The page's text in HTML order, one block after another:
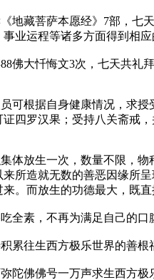
地藏菩萨本愿经》7部，七
业运程等诸多方面得到相应
佛大忏悔文3次，七天共礼
可根据自身健康情况，求
四罗汉果；受持八关斋戒
体放生一次，数量不限，
所造就无数的善恶因缘所
。而放生的功德最大，既
全素，不再为满足自己的口
累往生西方极乐世界的善根
陀佛佛号一万声求生西方极